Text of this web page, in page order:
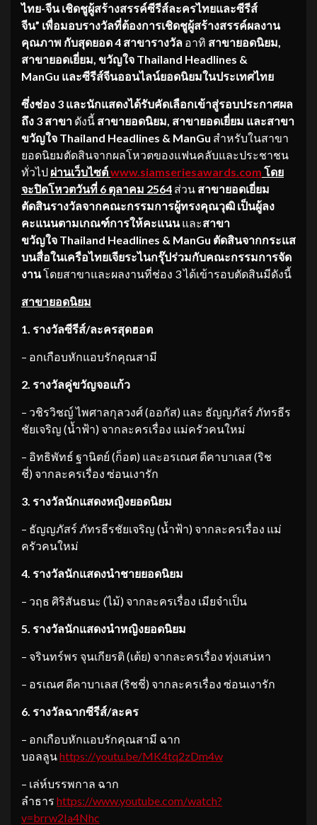
ไทย-จีน เชิดชูผู้สร้างสรรค์ซีรีส์ละครไทยและซีรีส์
จีน” เพื่อมอบรางวัลที่ต้องการเชิดชูผู้สร้างสรรค์ผลงาน
คุณภาพ กับสุดยอด4 สาขารางวัล อาทิ สาขายอดนิยม,
สาขายอดเยี่ยม, ขวัญใจ Thailand Headlines &
ManGu และซีรีส์จีนออนไลน์ยอดนิยมในประเทศไทย
ซึ่งช่อง 3 และนักแสดงได้รับคัดเลือกเข้าสู่รอบประกาศผล
ถึง 3 สาขา ดังนี้ สาขายอดนิยม, สาขายอดเยี่ยม และสาขา
ขวัญใจ Thailand Headlines & ManGu สำหรับในสาขา
ยอดนิยมตัดสินจากผลโหวตของแฟนคลับและประชาชน
ทั่วไป ผ่านเว็บไซต์www.siamseriesawards.com โดย
จะปิดโหวตวันที่ 6 ตุลาคม 2564 ส่วน สาขายอดเยี่ยม
ตัดสินรางวัลจากคณะกรรมการผู้ทรงคุณวุฒิ เป็นผู้ลง
คะแนนตามเกณฑ์การให้คะแนนและสาขา
ขวัญใจ Thailand Headlines & ManGu ตัดสินจากกระแส
บนสื่อในเครือไทยเจียระไนกรุ๊ปร่วมกับคณะกรรมการจัด
งานโดยสาขาและผลงานที่ช่อง 3 ได้เข้ารอบตัดสินมีดังนี้
สาขายอดนิยม
1. รางวัลซีรีส์/ละครสุดฮอต
– อกเกือบหักแอบรักคุณสามี
2. รางวัลคู่ขวัญจอแก้ว
– วชิรวิชญ์ ไพศาลกุลวงศ์ (ออกัส) และ ธัญญภัสร์ ภัทรธีร
ชัยเจริญ (น้ำฟ้า) จากละครเรื่อง แม่ครัวคนใหม่
– อิทธิพัทธ์ ฐานิตย์ (ก็อต) และอรเณศ ดีคาบาเลส (ริช
ชี่) จากละครเรื่อง ซ่อนเงารัก
3. รางวัลนักแสดงหญิงยอดนิยม
– ธัญญภัสร์ ภัทรธีรชัยเจริญ (น้ำฟ้า) จากละครเรื่อง แม่
ครัวคนใหม่
4. รางวัลนักแสดงนำชายยอดนิยม
– วฤธ ศิริสันธนะ (ไม้) จากละครเรื่อง เมียจำเป็น
5. รางวัลนักแสดงนำหญิงยอดนิยม
– จรินทร์พร จุนเกียรติ (เต้ย) จากละครเรื่อง ทุ่งเสน่หา
– อรเณศ ดีคาบาเลส (ริชชี่) จากละครเรื่อง ซ่อนเงารัก
6. รางวัลฉากซีรีส์/ละคร
– อกเกือบหักแอบรักคุณสามี ฉาก
บอลลูนhttps://youtu.be/MK4tq2zDm4w
– เล่ห์บรรพกาล ฉาก
ลำธาร https://www.youtube.com/watch?
v=brrw2Ia4Nhc